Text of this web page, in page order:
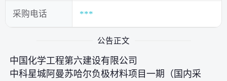
采购电话 ***
公告正文
中国化学工程第六建设有限公司
中科星城阿曼苏哈尔负极材料项目一期（国内采